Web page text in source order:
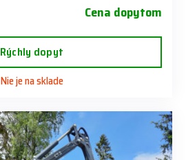
Cena dopytom
Rýchly dopyt
Nie je na sklade